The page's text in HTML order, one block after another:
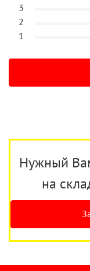
3
2
1
Нужный
на